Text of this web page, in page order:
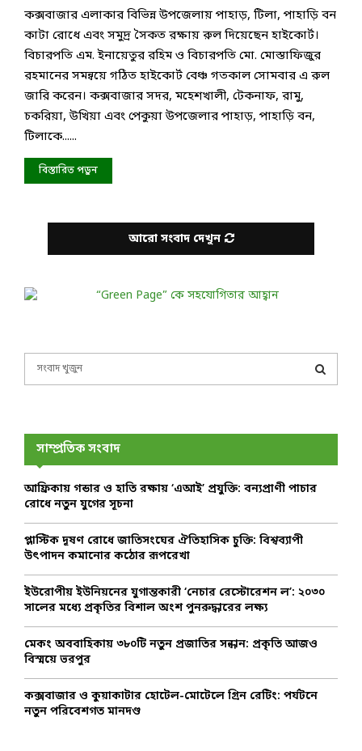
কক্সবাজার এলাকার বিভিন্ন উপজেলায় পাহাড়, টিলা, পাহাড়ি বন
কাটা রোধে এবং সমুদ্র সৈকত রক্ষায় রুল দিয়েছেন হাইকোর্ট।
বিচারপতি এম. ইনায়েতুর রহিম ও বিচারপতি মো. মোস্তাফিজুর
রহমানের সমন্বয়ে গঠিত হাইকোর্ট বেঞ্চ গতকাল সোমবার এ রুল
জারি করেন। কক্সবাজার সদর, মহেশখালী, টেকনাফ, রামু,
চকরিয়া, উখিয়া এবং পেকুয়া উপজেলার পাহাড়, পাহাড়ি বন,
টিলাকে......
বিস্তারিত পড়ুন
আরো সংবাদ দেখুন
f
r
E
A
সাম্প্রতিক সংবাদ
আফ্রিকায় গন্ডার ও হাতি রক্ষায় ‘এআই’ প্রযুক্তি: বন্যপ্রাণী পাচার
রোধে নতুন যুগের সূচনা
প্লাস্টিক দূষণ রোধে জাতিসংঘের ঐতিহাসিক চুক্তি: বিশ্বব্যাপী
উৎপাদন কমানোর কঠোর রূপরেখা
ইউরোপীয় ইউনিয়নের যুগান্তকারী ‘নেচার রেস্টোরেশন ল’: ২০৩০
সালের মধ্যে প্রকৃতির বিশাল অংশ পুনরুদ্ধারের লক্ষ্য
মেকং অববাহিকায় ৩৮০টি নতুন প্রজাতির সন্ধান: প্রকৃতি আজও
বিস্ময়ে ভরপুর
কক্সবাজার ও কুয়াকাটার হোটেল-মোটেলে গ্রিন রেটিং: পর্যটনে
নতুন পরিবেশগত মানদণ্ড